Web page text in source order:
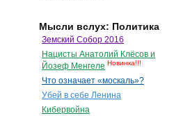
Мысли вслух: Политика
Земский Собор 2016
Нацисты Анатолий Клёсов и
Йозеф Менгеле Новинка!!!
Что означает «москаль»?
Убей в себе Ленина
Кибервойна